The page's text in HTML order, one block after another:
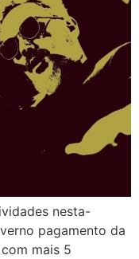
nesta-
pagamento da
mais 5